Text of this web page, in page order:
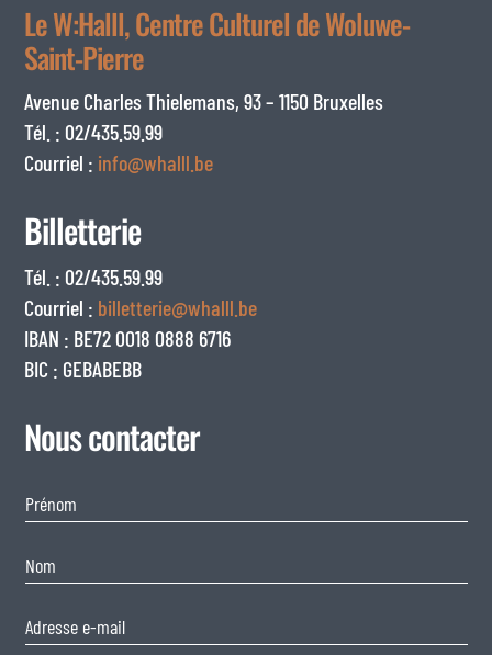
Le W:Halll, Centre Culturel de Woluwe-
Saint-Pierre
Avenue Charles Thielemans, 93 – 1150 Bruxelles
Tél. : 02/435.59.99
Courriel : info@whalll.be
Billetterie
Tél. : 02/435.59.99
Courriel : billetterie@whalll.be
IBAN : BE72 0018 0888 6716
BIC : GEBABEBB
Nous contacter